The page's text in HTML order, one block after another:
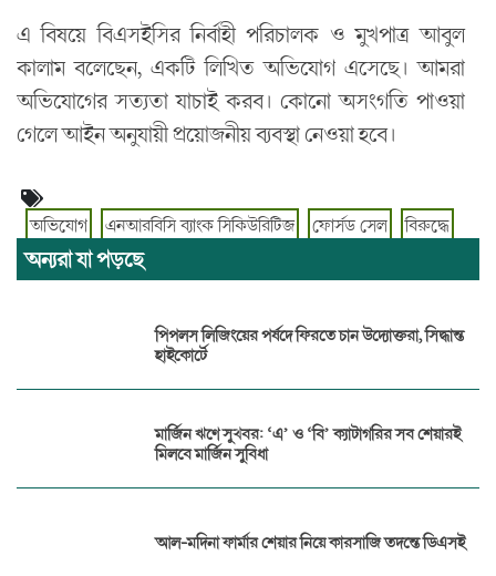
এ বিষয়ে বিএসইসির নির্বাহী পরিচালক ও মুখপাত্র আবুল
কালাম বলেছেন, একটি লিখিত অভিযোগ এসেছে। আমরা
অভিযোগের সত্যতা যাচাই করব। কোনো অসংগতি পাওয়া
গেলে আইন অনুযায়ী প্রয়োজনীয় ব্যবস্থা নেওয়া হবে।
অভিযোগ এনআরবিসি ব্যাংক সিকিউরিটিজ ফোর্সড সেল বিরুদ্ধে
অন্যরা যা পড়ছে
পিপলস লিজিংয়ের পর্ষদে ফিরতে চান উদ্যোক্তরা, সিদ্ধান্ত
হাইকোর্টে
মার্জিন ঋণে সুখবর: ‘এ’ ও ‘বি’ ক্যাটাগরির সব শেয়ারই
মিলবে মার্জিন সুবিধা
আল-মদিনা ফার্মার শেয়ার নিয়ে কারসাজি তদন্তে ডিএসই